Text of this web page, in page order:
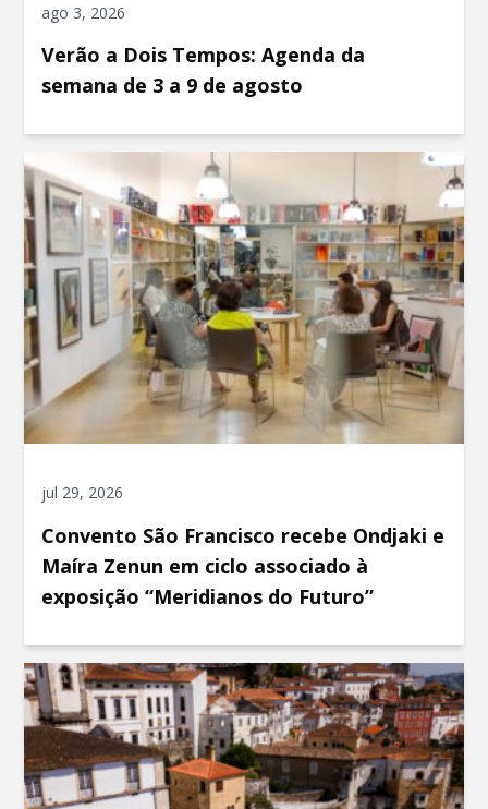
ago 3, 2026
Verão a Dois Tempos: Agenda da
semana de 3 a 9 de agosto
jul 29, 2026
Convento São Francisco recebe Ondjaki e
Maíra Zenun em ciclo associado à
exposição “Meridianos do Futuro”